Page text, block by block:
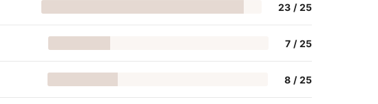
23 / 25
7 / 25
8 / 25